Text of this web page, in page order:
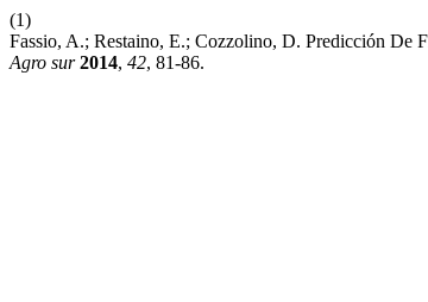
(1)
Fassio, A.; Restaino, E.; Cozzolino, D. Predicción De
Agro sur 2014, 42, 81-86.